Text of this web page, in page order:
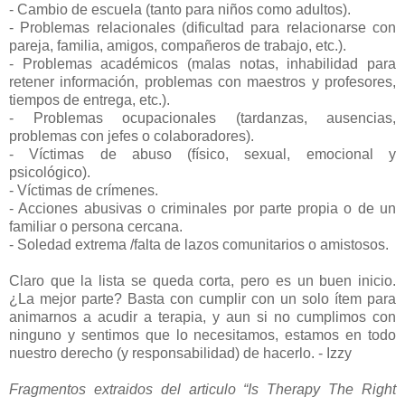
- Cambio de escuela (tanto para niños como adultos).
- Problemas relacionales (dificultad para relacionarse con
pareja, familia, amigos, compañeros de trabajo, etc.).
- Problemas académicos (malas notas, inhabilidad para
retener información, problemas con maestros y profesores,
tiempos de entrega, etc.).
- Problemas ocupacionales (tardanzas, ausencias,
problemas con jefes o colaboradores).
- Víctimas de abuso (físico, sexual, emocional y
psicológico).
- Víctimas de crímenes.
- Acciones abusivas o criminales por parte propia o de un
familiar o persona cercana.
- Soledad extrema /falta de lazos comunitarios o amistosos.
Claro que la lista se queda corta, pero es un buen inicio.
¿La mejor parte? Basta con cumplir con un solo ítem para
animarnos a acudir a terapia, y aun si no cumplimos con
ninguno y sentimos que lo necesitamos, estamos en todo
nuestro derecho (y responsabilidad) de hacerlo. - Izzy
Fragmentos extraidos del articulo “Is Therapy The Right